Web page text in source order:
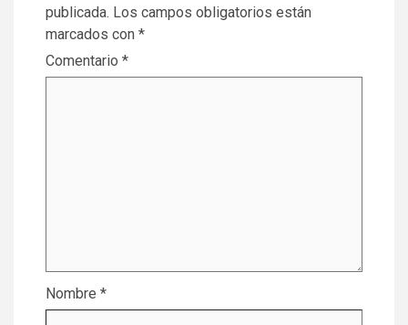
publicada. Los campos obligatorios están
marcados con *
Comentario *
Nombre *